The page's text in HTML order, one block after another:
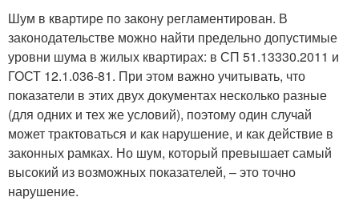
Шум в квартире по закону регламентирован. В
законодательстве можно найти предельно допустимые
уровни шума в жилых квартирах: в СП 51.13330.2011 и
ГОСТ 12.1.036-81. При этом важно учитывать, что
показатели в этих двух документах несколько разные
(для одних и тех же условий), поэтому один случай
может трактоваться и как нарушение, и как действие в
законных рамках. Но шум, который превышает самый
высокий из возможных показателей, – это точно
нарушение.